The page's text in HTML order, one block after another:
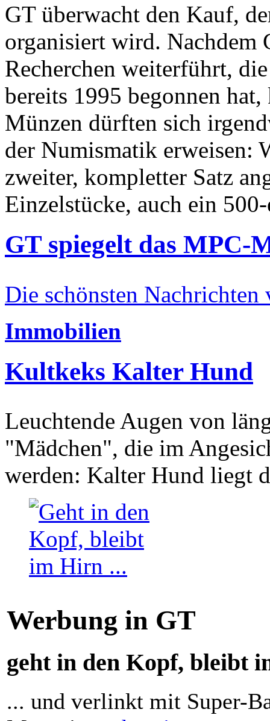
GT überwacht den Kauf,
organisiert wird. Nachdem
Recherchen weiterführt,
bereits 1995 begonnen
Münzen dürften sich
der Numismatik erweisen:
zweiter, kompletter Satz
Einzelstücke, auch ein
GT spiegelt das MPC-
Die schönsten Nachrichten
Immobilien
Kultkeks Kalter Hund
Leuchtende Augen von
"Mädchen", die im
werden: Kalter Hund liegt
Werbung in GT
geht in den Kopf, bleibt
... und verlinkt mit Super-